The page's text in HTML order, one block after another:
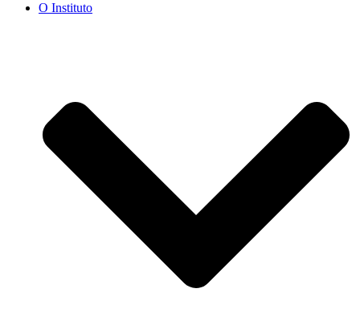
O Instituto